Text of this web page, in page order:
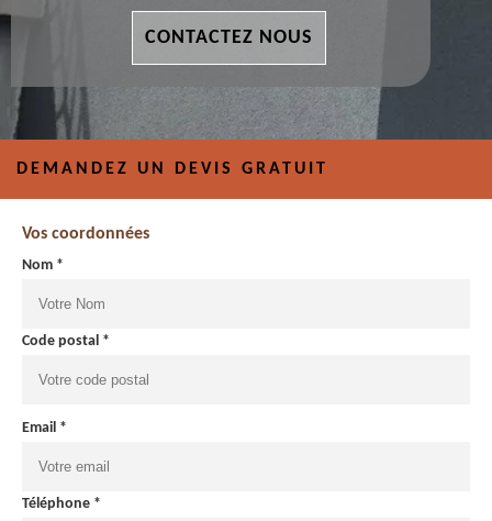
CONTACTEZ NOUS
DEMANDEZ UN DEVIS GRATUIT
Vos coordonnées
Nom *
Code postal *
Email *
Téléphone *